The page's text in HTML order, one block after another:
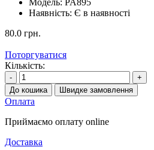
Наявність: Є в наявності
80.0 грн.
Поторгуватися
Кількість:
-
+
До кошика
Швидке замовлення
Оплата
Приймаємо оплату online
Доставка